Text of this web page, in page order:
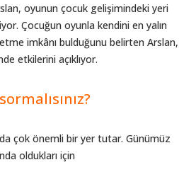
oyunun çocuk gelişimindeki yeri
Çocuğun oyunla kendini en yalın
imkânı bulduğunu belirten Arslan,
etkilerini açıklıyor.
çok önemli bir yer tutar. Günümüz
oldukları için